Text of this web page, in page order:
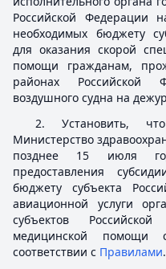
Российской Федерации
необходимых бюджету
для оказания скорой
помощи гражданам,
районах Российской
воздушного судна на
2. Установить,
Министерство
позднее 15 июля
предоставления
бюджету субъекта
авиационной услуги
субъектов
медицинской
соответствии с Правилами.